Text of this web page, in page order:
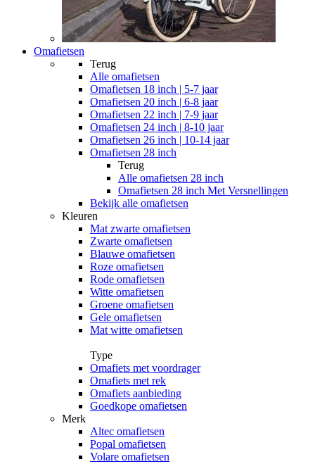
Omafietsen
Terug
Alle omafietsen
Omafietsen 18 inch | 5-7 jaar
Omafietsen 20 inch | 6-8 jaar
Omafietsen 22 inch | 7-9 jaar
Omafietsen 24 inch | 8-10 jaar
Omafietsen 26 inch | 10-14 jaar
Omafietsen 28 inch
Terug
Alle omafietsen 28 inch
Omafietsen 28 inch Met Versnellingen
Bekijk alle omafietsen
Kleuren
Mat zwarte omafietsen
Zwarte omafietsen
Blauwe omafietsen
Roze omafietsen
Rode omafietsen
Witte omafietsen
Groene omafietsen
Gele omafietsen
Mat witte omafietsen
Type
Omafiets met voordrager
Omafiets met rek
Omafiets aanbieding
Goedkope omafietsen
Merk
Altec omafietsen
Popal omafietsen
Volare omafietsen